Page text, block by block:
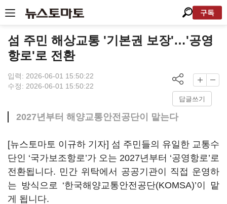
구독
섬 주민 해상교통 '기본권 보장'…'공영
항로'로 전환
입력: 2026-06-01 15:50:22
수정: 2026-06-01 15:50:22
답글쓰기
2027년부터 해양교통안전공단이 맡는다
[뉴스토마토 이규하 기자] 섬 주민들의 유일한 교통수
단인 ‘국가보조항로’가 오는 2027년부터 ‘공영항로’로
전환됩니다. 민간 위탁에서 공공기관이 직접 운영하
는 방식으로 ‘한국해양교통안전공단(KOMSA)’이 맡
게 됩니다.